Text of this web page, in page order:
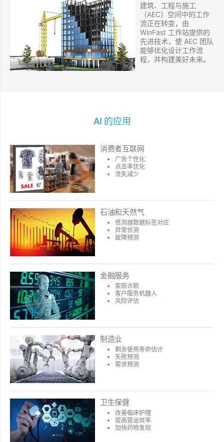
建筑、工程与施工
（AEC）空间中的工作
流正在转变，由
WinFast 工作站提供的
先进技术，使 AEC 团队
能够优化设计工作流
程，并构建美好未来。
AI 的应用
消费者互联网
广告个性化
点击率优化
流失减少
石油和天然气
感测器数据标签对应
异常侦测
故障预测
金融服务
索赔诈欺
客户服务机器人
风险评估
制造业
剩余使用寿命估计
失败预测
需求预测
卫生保健
改善临床护理
提高营运效率
加快药物发现